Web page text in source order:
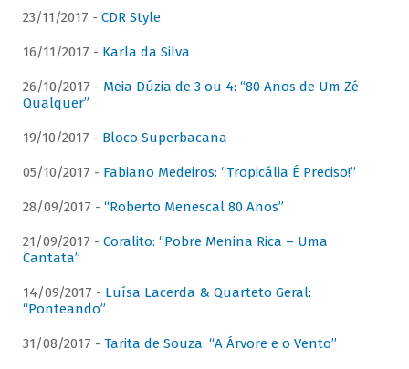
23/11/2017 - CDR Style
16/11/2017 - Karla da Silva
26/10/2017 - Meia Dúzia de 3 ou 4: “80 Anos de Um Zé
Qualquer”
19/10/2017 - Bloco Superbacana
05/10/2017 - Fabiano Medeiros: “Tropicália É Preciso!”
28/09/2017 - “Roberto Menescal 80 Anos”
21/09/2017 - Coralito: “Pobre Menina Rica – Uma
Cantata”
14/09/2017 - Luísa Lacerda & Quarteto Geral:
“Ponteando”
31/08/2017 - Tarita de Souza: “A Árvore e o Vento”